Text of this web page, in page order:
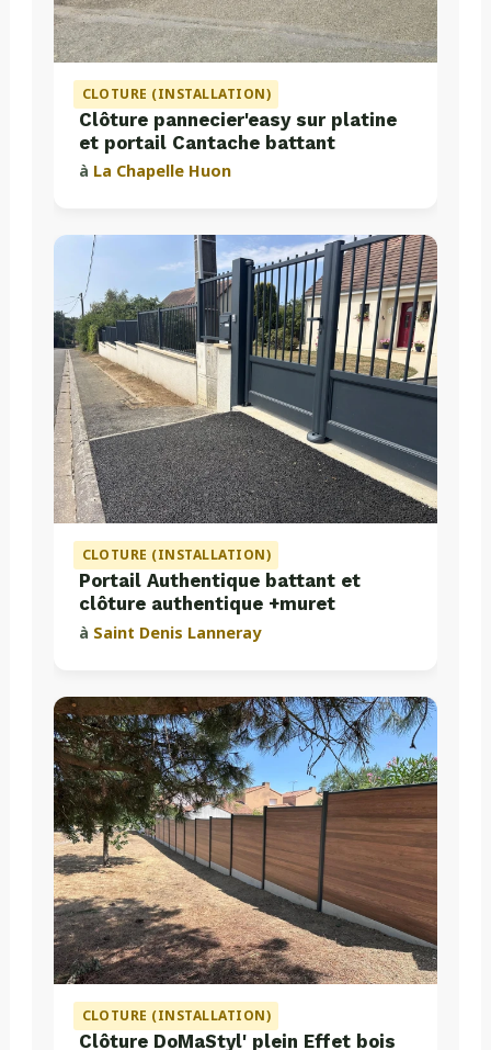
CLOTURE (INSTALLATION)
Clôture pannecier'easy sur platine
et portail Cantache battant
à La Chapelle Huon
CLOTURE (INSTALLATION)
Portail Authentique battant et
clôture authentique +muret
à Saint Denis Lanneray
CLOTURE (INSTALLATION)
Clôture DoMaStyl' plein Effet bois